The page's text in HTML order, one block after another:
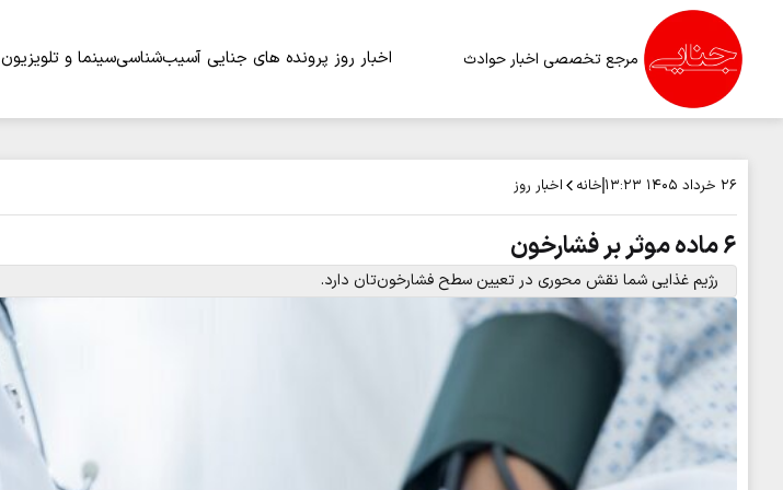
مرجع تخصصی اخبار حوادث اخبار روز پرونده های جنایی آسیب‌شناسیسینما و تلویزیون
۲۶ خرداد ۱۴۰۵ ۱۳:۲۳ خانه اخبار روز
۶ ماده موثر بر فشارخون
رژیم غذایی شما نقش محوری در تعیین سطح فشارخون‌تان دارد.